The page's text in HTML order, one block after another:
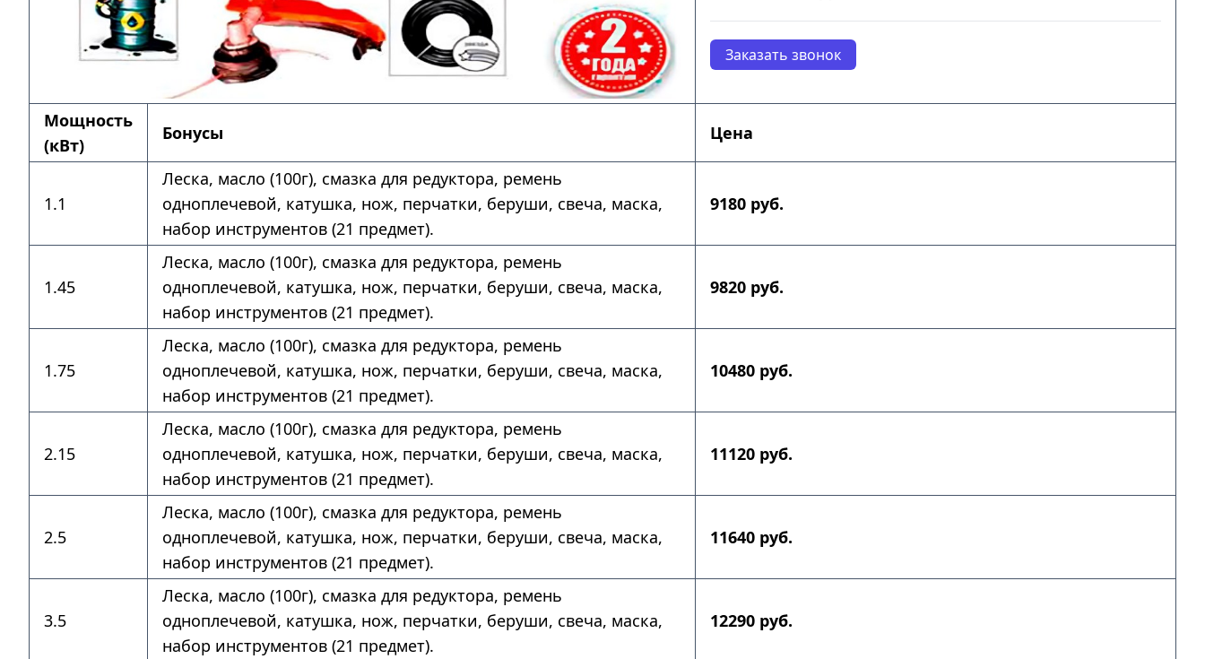
Заказать звонок
Мощность
(кВт)
Бонусы Цена
1.1
Леска, масло (100г), смазка для редуктора, ремень
одноплечевой, катушка, нож, перчатки, беруши, свеча, маска,
набор инструментов (21 предмет).
9180 руб.
1.45
Леска, масло (100г), смазка для редуктора, ремень
одноплечевой, катушка, нож, перчатки, беруши, свеча, маска,
набор инструментов (21 предмет).
9820 руб.
1.75
Леска, масло (100г), смазка для редуктора, ремень
одноплечевой, катушка, нож, перчатки, беруши, свеча, маска,
набор инструментов (21 предмет).
10480 руб.
2.15
Леска, масло (100г), смазка для редуктора, ремень
одноплечевой, катушка, нож, перчатки, беруши, свеча, маска,
набор инструментов (21 предмет).
11120 руб.
2.5
Леска, масло (100г), смазка для редуктора, ремень
одноплечевой, катушка, нож, перчатки, беруши, свеча, маска,
набор инструментов (21 предмет).
11640 руб.
3.5
Леска, масло (100г), смазка для редуктора, ремень
одноплечевой, катушка, нож, перчатки, беруши, свеча, маска,
набор инструментов (21 предмет).
12290 руб.